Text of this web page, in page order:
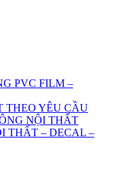
PVC FILM –
THEO YÊU CẦU
NỘI THẤT
THẤT – DECAL –